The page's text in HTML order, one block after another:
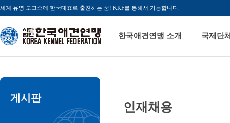
세계 유명 도그쇼에 한국대표로 출진하는 꿈! KKF를 통해서 가능합니다.
한국애견연맹 소개 국제단
게시판
인재채용